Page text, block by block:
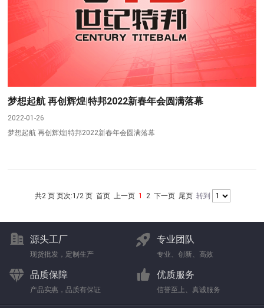
梦想起航 再创辉煌|特邦2022新春年会圆满落幕
2022-01-26
梦想起航 再创辉煌|特邦2022新春年会圆满落幕
共2 页 页次:1/2 页 首页 上一页 1 2 下一页 尾页 转到
源头工厂
现货批发，定制生产
专业团队
专业、创新、高效
品质保障
产品实惠，品质有保证
优质服务
信誉至上、真诚服务